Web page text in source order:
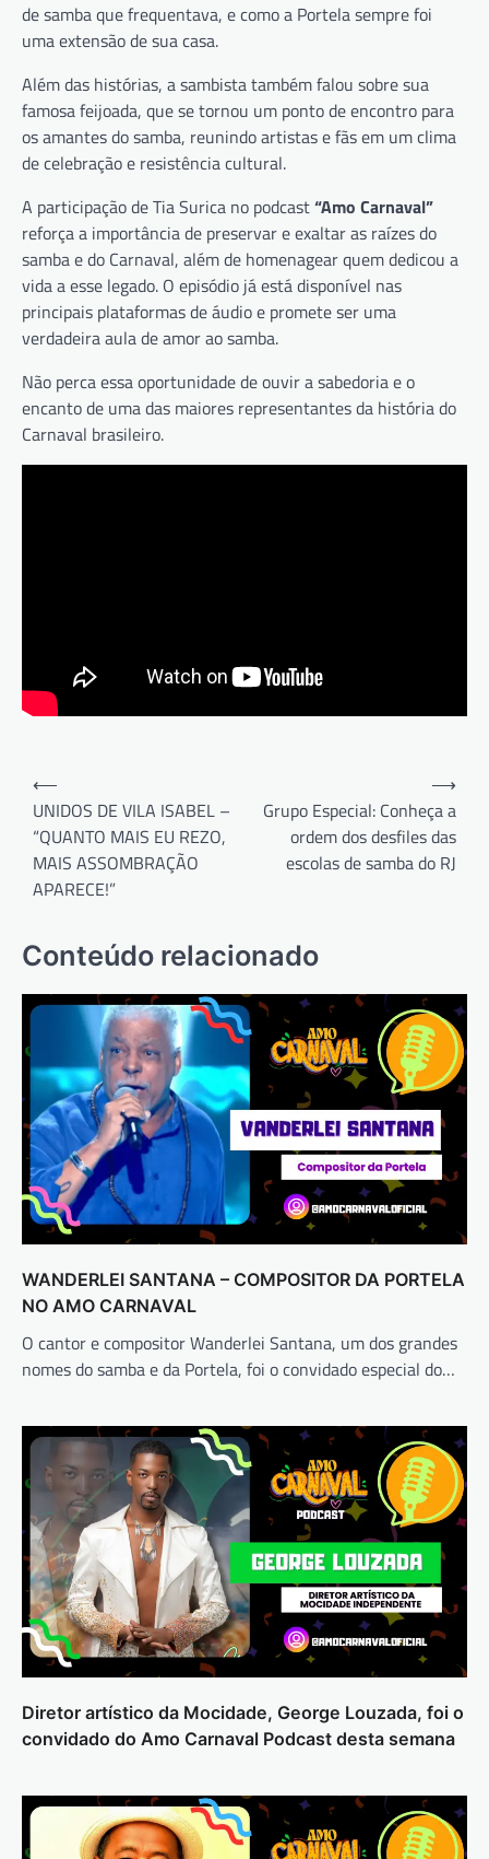
de samba que frequentava, e como a Portela sempre foi
uma extensão de sua casa.
Além das histórias, a sambista também falou sobre sua
famosa feijoada, que se tornou um ponto de encontro para
os amantes do samba, reunindo artistas e fãs em um clima
de celebração e resistência cultural.
A participação de Tia Surica no podcast“Amo Carnaval”
reforça a importância de preservar e exaltar as raízes do
samba e do Carnaval, além de homenagear quem dedicou a
vida a esse legado. O episódio já está disponível nas
principais plataformas de áudio e promete ser uma
verdadeira aula de amor ao samba.
Não perca essa oportunidade de ouvir a sabedoria e o
encanto de uma das maiores representantes da história do
Carnaval brasileiro.
Navegação
de
Post
⟵
UNIDOS DE VILA ISABEL –
“QUANTO MAIS EU REZO,
MAIS ASSOMBRAÇÃO
APARECE!”
Grupo Especial: Conheça a
ordem dos desfiles das
escolas de samba do RJ
⟶
Conteúdo relacionado
WANDERLEI SANTANA – COMPOSITOR DA PORTELA
NO AMO CARNAVAL
O cantor e compositor Wanderlei Santana, um dos grandes
nomes do samba e da Portela, foi o convidado especial do…
Diretor artístico da Mocidade, George Louzada, foi o
convidado do Amo Carnaval Podcast desta semana